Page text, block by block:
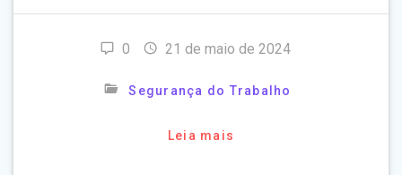
0 21 de maio de 2024
Segurança do Trabalho
Leia mais